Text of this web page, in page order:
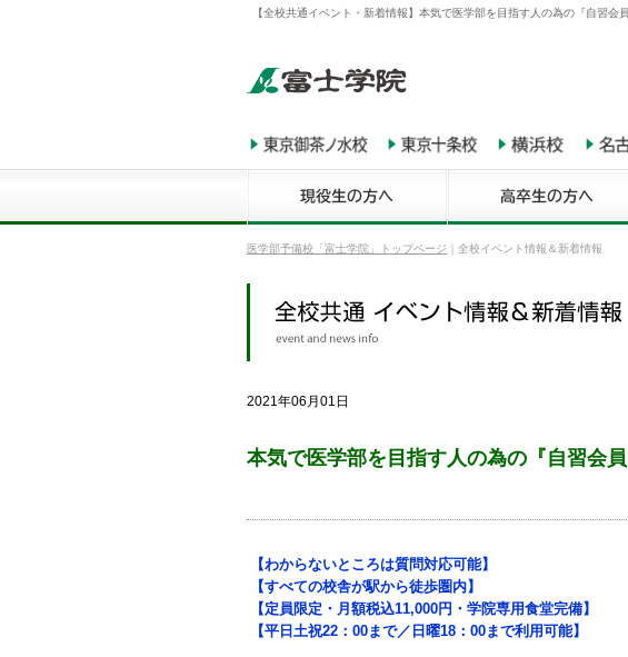
【全校共通イベント・新着情報】本気で医学部を目指す人の為の『自習会
医学部予備校「富士学院」トップページ 全校イベント情報＆新着情報
2021年06月01日
本気で医学部を目指す人の為の『自習会
【わからないところは質問対応可能】
【すべての校舎が駅から徒歩圏内】
【定員限定・月額税込11,000円・学院専用食堂完備】
【平日土祝22：00まで／日曜18：00まで利用可能】